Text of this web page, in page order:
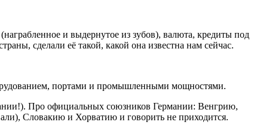
и выдернутое из зубов), валюта, кредиты под
сделали её такой, какой она известна нам сейчас.
портами и промышленными мощностями.
Про официальных союзников Германии: Венгрию,
Словакию и Хорватию и говорить не приходится.